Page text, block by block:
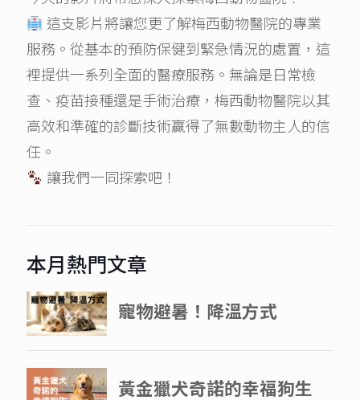
這支影片將讓您更了解梅西動物醫院的專業
服務。從基本的預防保健到緊急情況的處置，這
裡提供一系列全面的醫療服務。無論是日常檢
查、疫苗接種還是手術治療，梅西動物醫院以其
高效和準確的診斷技術贏得了無數動物主人的信
任。
讓我們一同探索吧！
本月熱門文章